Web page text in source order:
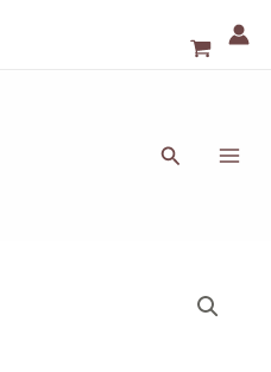
Buscar